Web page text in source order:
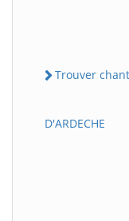
Trouver
D'ARDECHE